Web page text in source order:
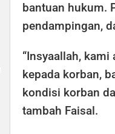
bantuan hukum.
pendampingan,
“Insyaallah,
kepada korban,
kondisi korban
tambah Faisal.